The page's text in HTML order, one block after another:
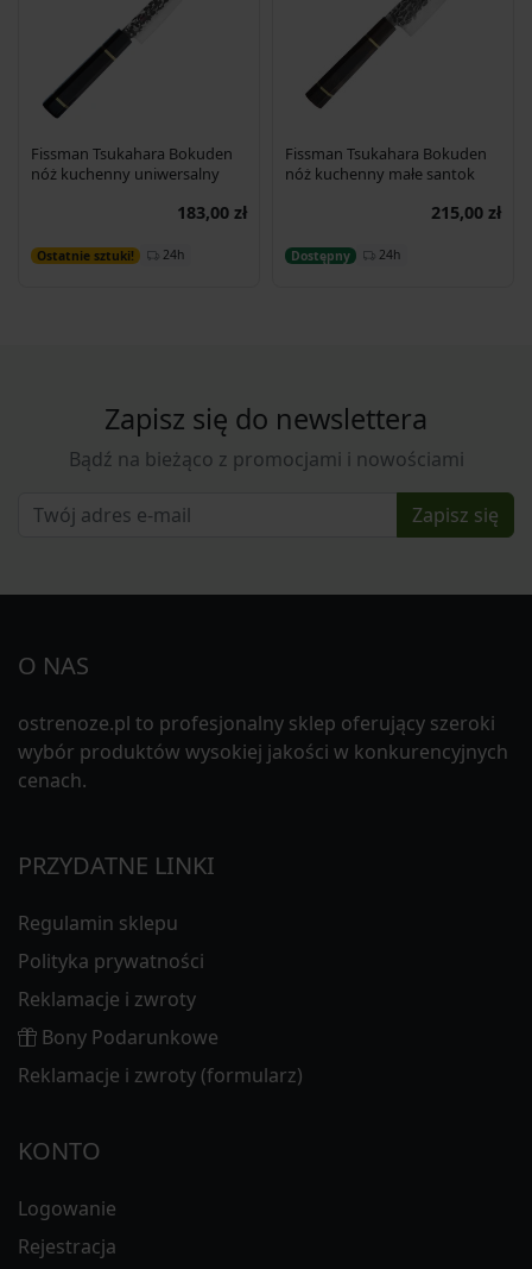
Fissman Tsukahara Bokuden
nóż kuchenny uniwersalny
183,00 zł
Ostatnie sztuki! 24h
Dodaj do koszyka
Fissman Tsukahara Bokuden
nóż kuchenny małe santok
215,00 zł
Dostępny 24h
Dodaj do koszyka
Zapisz się do newslettera
Bądź na bieżąco z promocjami i nowościami
Zapisz się
O NAS
ostrenoze.pl to profesjonalny sklep oferujący szeroki
wybór produktów wysokiej jakości w konkurencyjnych
cenach.
PRZYDATNE LINKI
Regulamin sklepu
Polityka prywatności
Reklamacje i zwroty
Bony Podarunkowe
Reklamacje i zwroty (formularz)
KONTO
Logowanie
Rejestracja